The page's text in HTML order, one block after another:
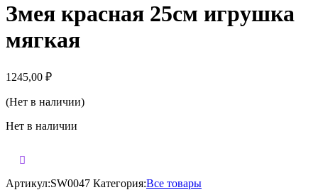
Змея красная 25см игрушка
мягкая
1245,00 ₽
(Нет в наличии)
Нет в наличии
Артикул:SW0047 Категория:Все товары